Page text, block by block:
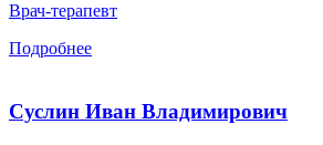
Врач-терапевт
Подробнее
Суслин Иван Владимирович